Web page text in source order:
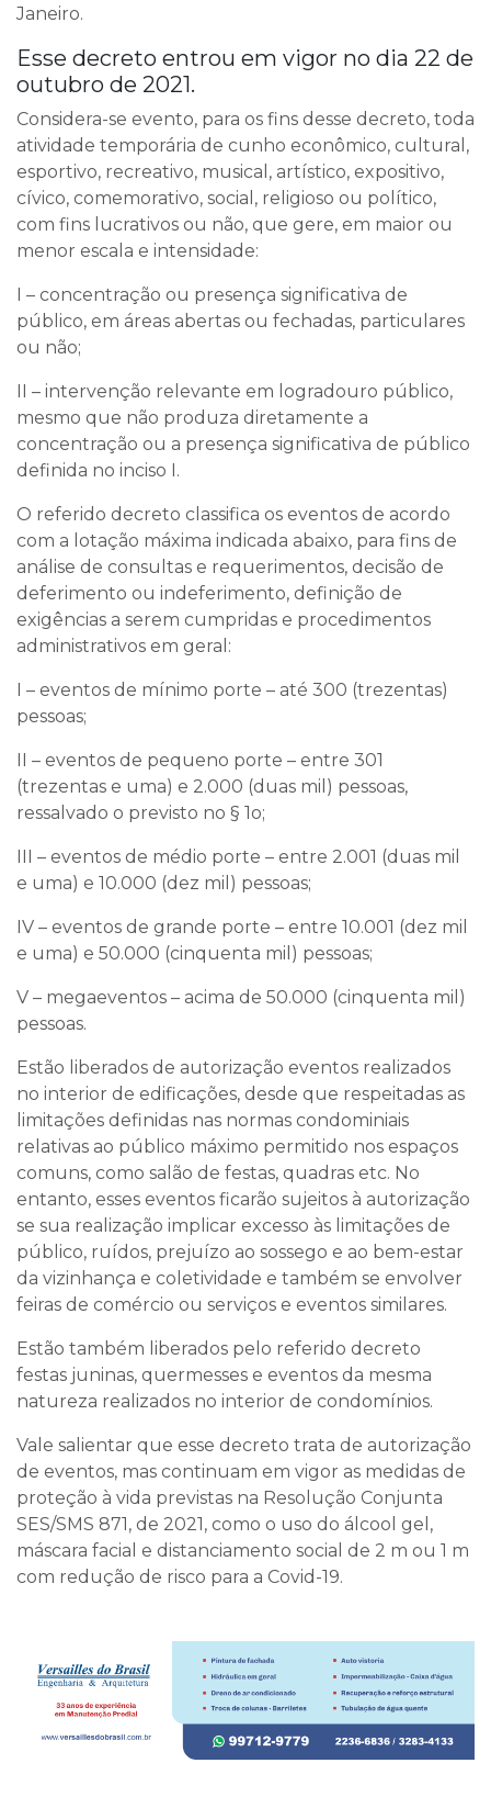
Janeiro.
Esse decreto entrou em vigor no dia 22 de
outubro de 2021.
Considera-se evento, para os fins desse decreto, toda
atividade temporária de cunho econômico, cultural,
esportivo, recreativo, musical, artístico, expositivo,
cívico, comemorativo, social, religioso ou político,
com fins lucrativos ou não, que gere, em maior ou
menor escala e intensidade:
I – concentração ou presença significativa de
público, em áreas abertas ou fechadas, particulares
ou não;
II – intervenção relevante em logradouro público,
mesmo que não produza diretamente a
concentração ou a presença significativa de público
definida no inciso I.
O referido decreto classifica os eventos de acordo
com a lotação máxima indicada abaixo, para fins de
análise de consultas e requerimentos, decisão de
deferimento ou indeferimento, definição de
exigências a serem cumpridas e procedimentos
administrativos em geral:
I – eventos de mínimo porte – até 300 (trezentas)
pessoas;
II – eventos de pequeno porte – entre 301
(trezentas e uma) e 2.000 (duas mil) pessoas,
ressalvado o previsto no § 1o;
III – eventos de médio porte – entre 2.001 (duas mil
e uma) e 10.000 (dez mil) pessoas;
IV – eventos de grande porte – entre 10.001 (dez mil
e uma) e 50.000 (cinquenta mil) pessoas;
V – megaeventos – acima de 50.000 (cinquenta mil)
pessoas.
Estão liberados de autorização eventos realizados
no interior de edificações, desde que respeitadas as
limitações definidas nas normas condominiais
relativas ao público máximo permitido nos espaços
comuns, como salão de festas, quadras etc. No
entanto, esses eventos ficarão sujeitos à autorização
se sua realização implicar excesso às limitações de
público, ruídos, prejuízo ao sossego e ao bem-estar
da vizinhança e coletividade e também se envolver
feiras de comércio ou serviços e eventos similares.
Estão também liberados pelo referido decreto
festas juninas, quermesses e eventos da mesma
natureza realizados no interior de condomínios.
Vale salientar que esse decreto trata de autorização
de eventos, mas continuam em vigor as medidas de
proteção à vida previstas na Resolução Conjunta
SES/SMS 871, de 2021, como o uso do álcool gel,
máscara facial e distanciamento social de 2 m ou 1 m
com redução de risco para a Covid-19.